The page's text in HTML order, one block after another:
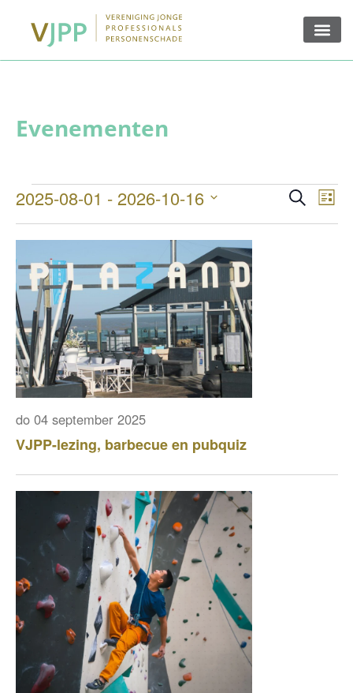
Zoeken
Lijst
2025-08-01 - 2026-10-16
een
datum.
do 04 september 2025
VJPP-lezing, barbecue en pubquiz